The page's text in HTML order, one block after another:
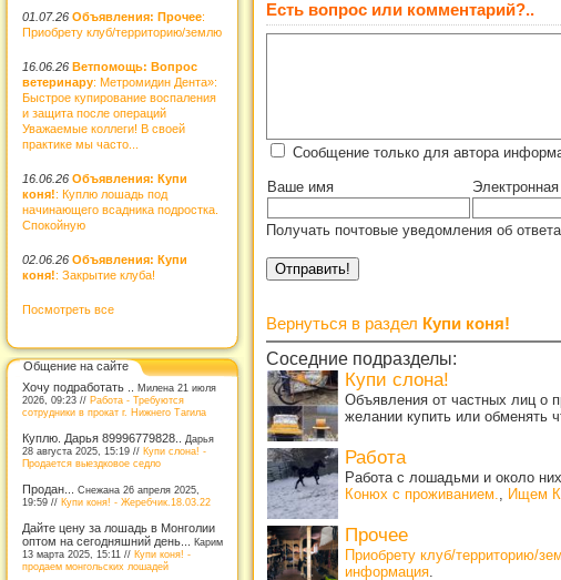
01.07.26 Объявления: Прочее:
Приобрету клуб/территорию/землю
16.06.26 Ветпомощь: Вопрос
ветеринару: Метромидин Дента»:
Быстрое купирование воспаления
и защита после операций
Уважаемые коллеги! В своей
практике мы часто...
16.06.26 Объявления: Купи
коня!: Куплю лошадь под
начинающего всадника подростка.
Спокойную
02.06.26 Объявления: Купи
коня!: Закрытие клуба!
Посмотреть все
Общение на сайте
Хочу подработать .. Милена 21 июля
2026, 09:23 // Работа - Требуются
сотрудники в прокат г. Нижнего Тагила
Куплю. Дарья 89996779828..
Дарья
28 августа 2025, 15:19 // Купи слона! -
Продается выездковое седло
Продан... Снежана 26 апреля 2025,
19:59 // Купи коня! - Жеребчик.18.03.22
Дайте цену за лошадь в Монголии
оптом на сегодняшний день... Карим
13 марта 2025, 15:11 // Купи коня! -
продаем монгольских лошадей
Есть вопрос или комментарий?..
Сообщение только для автора
Ваше имя
Получать почтовые уведомления об
Вернуться в раздел Купи коня!
Соседние подразделы:
Купи слона!
Объявления от частных лиц о
желании купить или обменять
Работа
Работа с лошадьми и около
Конюх с проживанием., Ищем
Прочее
Приобрету клуб/территорию/
информация.